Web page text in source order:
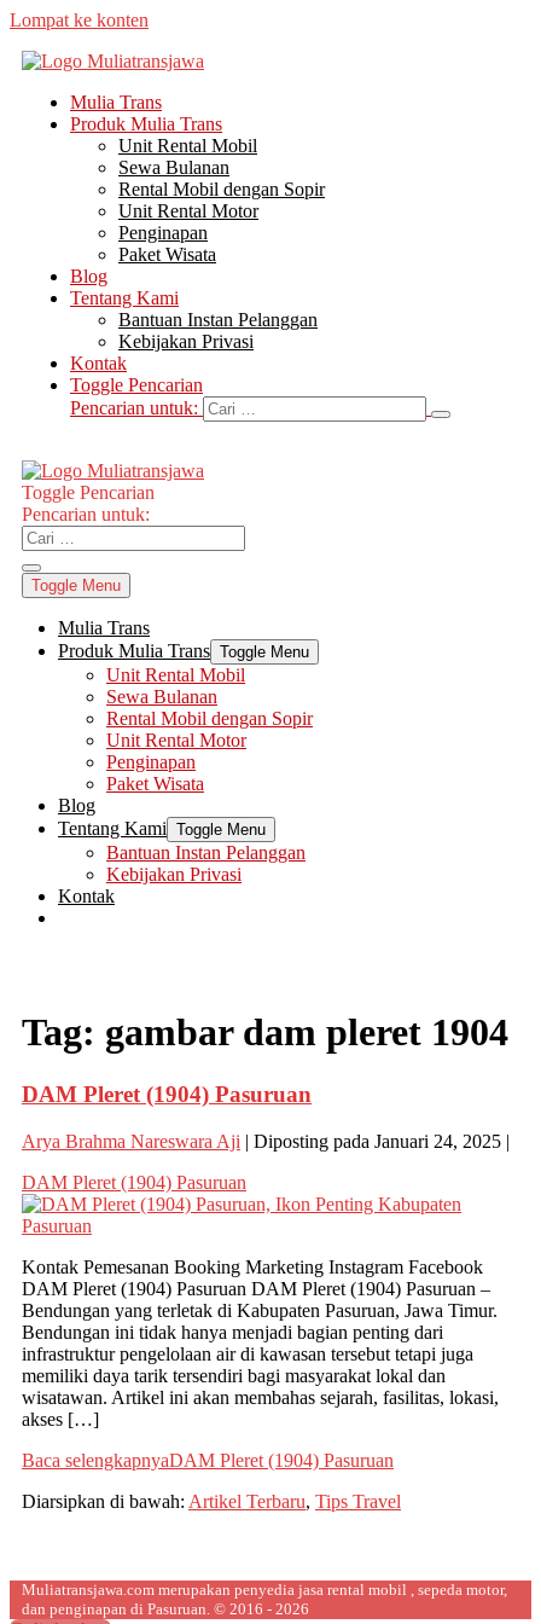
Lompat ke konten
Mulia Trans
Produk Mulia Trans
Unit Rental Mobil
Sewa Bulanan
Rental Mobil dengan Sopir
Unit Rental Motor
Penginapan
Paket Wisata
Blog
Tentang Kami
Bantuan Instan Pelanggan
Kebijakan Privasi
Kontak
Toggle Pencarian
Pencarian untuk:
Toggle Pencarian
Pencarian untuk:
Toggle Menu
Mulia Trans
Produk Mulia Trans Toggle Menu
Unit Rental Mobil
Sewa Bulanan
Rental Mobil dengan Sopir
Unit Rental Motor
Penginapan
Paket Wisata
Blog
Tentang Kami Toggle Menu
Bantuan Instan Pelanggan
Kebijakan Privasi
Kontak
Tag: gambar dam pleret 1904
DAM Pleret (1904) Pasuruan
Arya Brahma Nareswara Aji | Diposting pada Januari 24, 2025 |
DAM Pleret (1904) Pasuruan
Kontak Pemesanan Booking Marketing Instagram Facebook
DAM Pleret (1904) Pasuruan DAM Pleret (1904) Pasuruan –
Bendungan yang terletak di Kabupaten Pasuruan, Jawa Timur.
Bendungan ini tidak hanya menjadi bagian penting dari
infrastruktur pengelolaan air di kawasan tersebut tetapi juga
memiliki daya tarik tersendiri bagi masyarakat lokal dan
wisatawan. Artikel ini akan membahas sejarah, fasilitas, lokasi,
akses […]
Baca selengkapnyaDAM Pleret (1904) Pasuruan
Diarsipkan di bawah: Artikel Terbaru, Tips Travel
Muliatransjawa.com merupakan penyedia jasa rental mobil , sepeda motor,
dan penginapan di Pasuruan. © 2016 - 2026